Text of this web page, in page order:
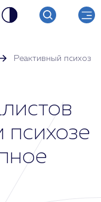
Реактивный психоз
психозе